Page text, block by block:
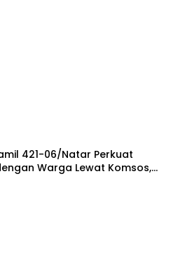
421-06/Natar Perkuat
Warga Lewat Komsos,
di Natar dan Tegineneng